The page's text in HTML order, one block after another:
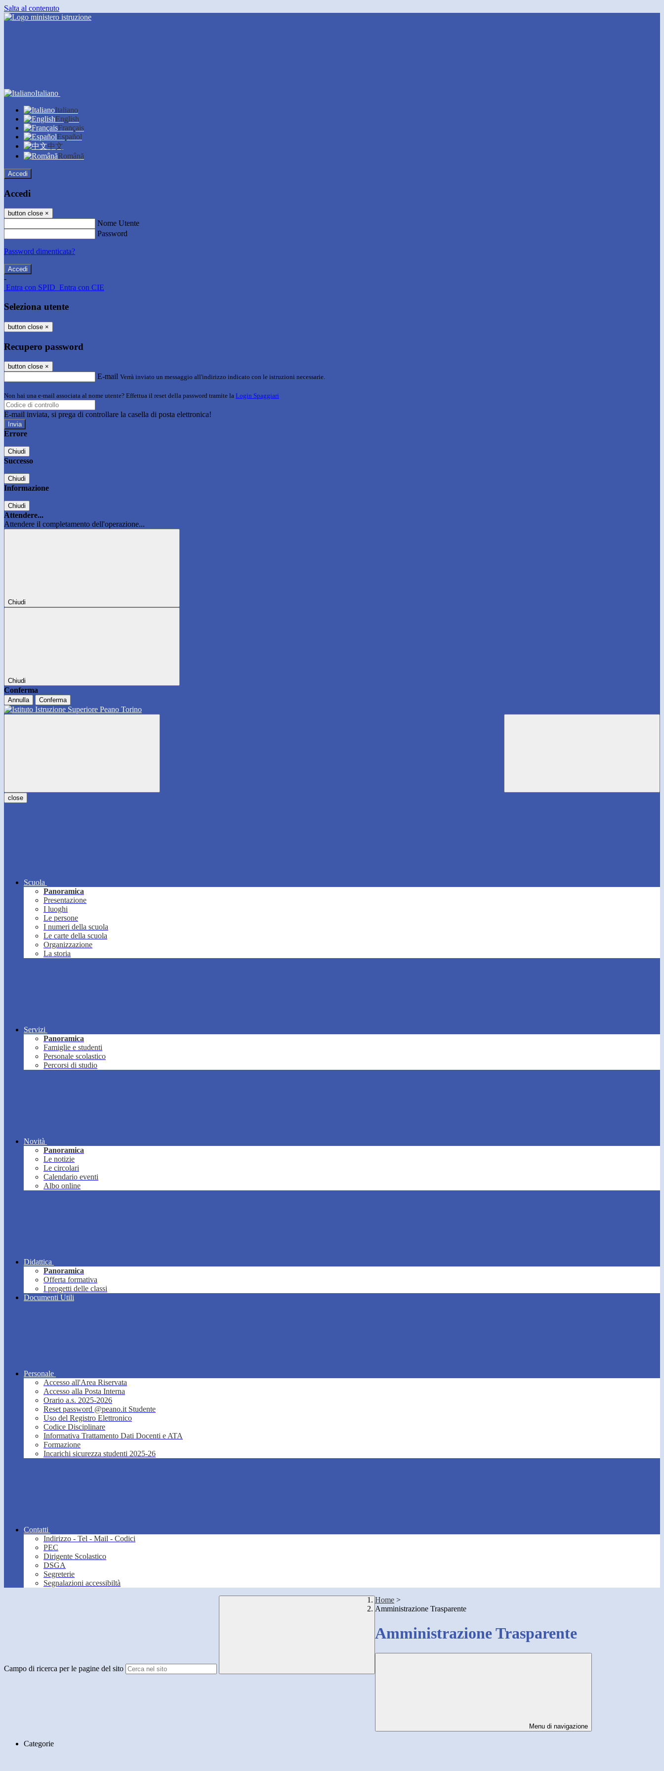
Salta al contenuto
Italiano
Italiano
English
Français
Español
中文
Română
Accedi
Accedi
button close ×
Nome Utente
Password
Password dimenticata?
-
Entra con SPID Entra con CIE
Seleziona utente
button close ×
Recupero password
button close ×
E-mail Verrà inviato un messaggio all'indirizzo indicato con le istruzioni necessarie.
Non hai una e-mail associata al nome utente? Effettua il reset della password tramite la Login Spaggiari
E-mail inviata, si prega di controllare la casella di posta elettronica!
Errore
Chiudi
Successo
Chiudi
Informazione
Chiudi
Attendere...
Attendere il completamento dell'operazione...
Chiudi
Chiudi
Conferma
Annulla Conferma
close
Scuola
Panoramica
Presentazione
I luoghi
Le persone
I numeri della scuola
Le carte della scuola
Organizzazione
La storia
Servizi
Panoramica
Famiglie e studenti
Personale scolastico
Percorsi di studio
Novità
Panoramica
Le notizie
Le circolari
Calendario eventi
Albo online
Didattica
Panoramica
Offerta formativa
I progetti delle classi
Documenti Utili
Personale
Accesso all'Area Riservata
Accesso alla Posta Interna
Orario a.s. 2025-2026
Reset password @peano.it Studente
Uso del Registro Elettronico
Codice Disciplinare
Informativa Trattamento Dati Docenti e ATA
Formazione
Incarichi sicurezza studenti 2025-26
Contatti
Indirizzo - Tel - Mail - Codici
PEC
Dirigente Scolastico
DSGA
Segreterie
Segnalazioni accessibiltà
Campo di ricerca per le pagine del sito
Home >
Amministrazione Trasparente
Amministrazione Trasparente
Menu di navigazione
Categorie